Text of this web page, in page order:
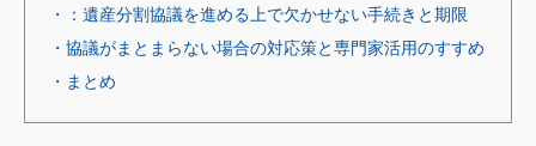
・：遺産分割協議を進める上で欠かせない手続きと期限
・協議がまとまらない場合の対応策と専門家活用のすすめ
・まとめ